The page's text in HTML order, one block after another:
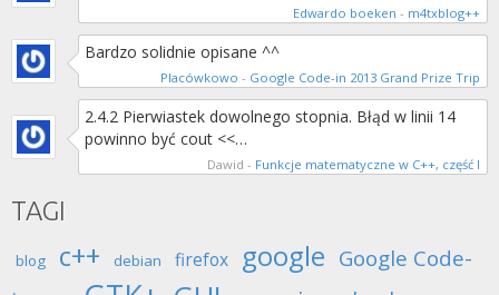
Edwardo boeken - m4txblog++
Bardzo solidnie opisane ^^
Placówkowo - Google Code-in 2013 Grand Prize Trip
2.4.2 Pierwiastek dowolnego stopnia. Błąd w linii 14
powinno być cout <<…
Dawid - Funkcje matematyczne w C++, część I
TAGI
blog c++ debian firefox google Google Code-